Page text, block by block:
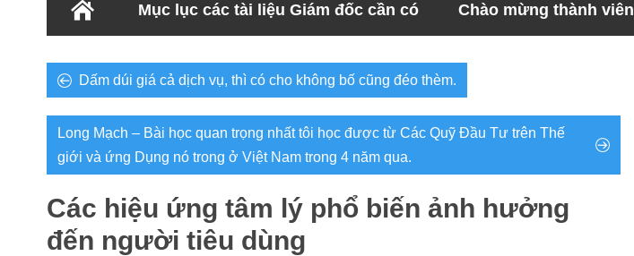
Mục lục các tài liệu Giám đốc cần có Chào mừng thành viên
Dấm dúi giá cả dịch vụ, thì có cho không bố cũng đéo thèm.
Long Mạch – Bài học quan trọng nhất tôi học được từ Các Quỹ Đầu Tư trên Thế
giới và ứng Dụng nó trong ở Việt Nam trong 4 năm qua.
Các hiệu ứng tâm lý phổ biến ảnh hưởng
đến người tiêu dùng